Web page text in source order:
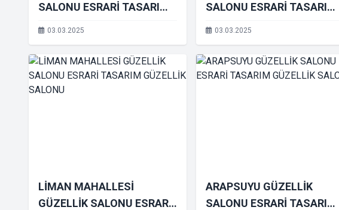
SALONU ESRARİ TASARIM
GÜZELLİK SALONU
03.03.2025
SALONU ESRARİ TASARIM
GÜZELLİK SALONU
03.03.2025
LİMAN MAHALLESİ
GÜZELLİK SALONU ESRARİ
ARAPSUYU GÜZELLİK
SALONU ESRARİ TASARIM